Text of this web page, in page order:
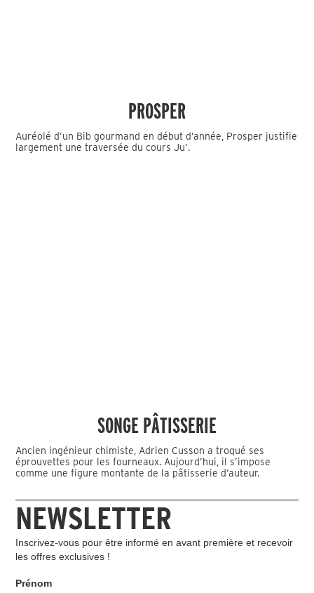
PROSPER
Auréolé d’un Bib gourmand en début d’année, Prosper justifie
largement une traversée du cours Ju’.
SONGE PÂTISSERIE
Ancien ingénieur chimiste, Adrien Cusson a troqué ses
éprouvettes pour les fourneaux. Aujourd’hui, il s’impose
comme une figure montante de la pâtisserie d’auteur.
NEWSLETTER
Inscrivez-vous pour être informé en avant première et recevoir
les offres exclusives !
Prénom